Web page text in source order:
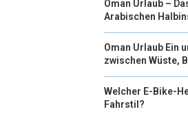
Oman Urlaub –
Arabischen
Oman Urlaub Ein
zwischen Wüste,
Welcher E-Bike-
Fahrstil?